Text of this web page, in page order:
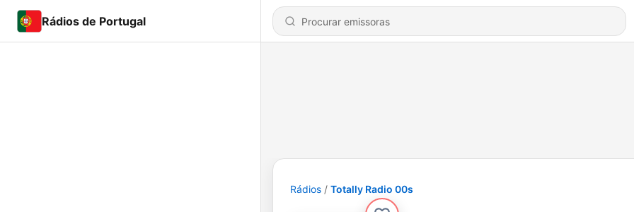
Rádios de Portugal
Rádios Totally Radio 00s